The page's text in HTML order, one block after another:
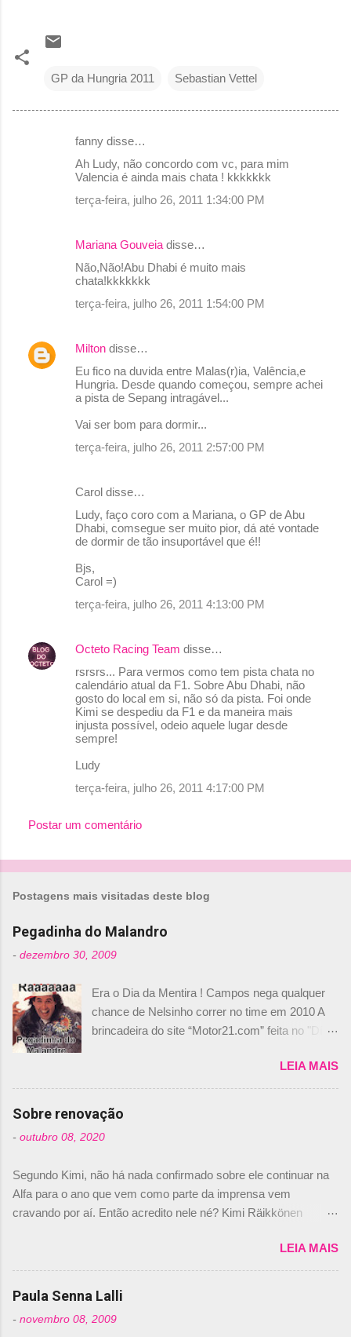
GP da Hungria 2011 Sebastian Vettel
o
s
fanny disse…
Ah Ludy, não concordo com vc, para mim
Valencia é ainda mais chata ! kkkkkkk
terça-feira, julho 26, 2011 1:34:00 PM
Mariana Gouveia disse…
Não,Não!Abu Dhabi é muito mais
chata!kkkkkkk
terça-feira, julho 26, 2011 1:54:00 PM
Milton disse…
Eu fico na duvida entre Malas(r)ia, Valência,e
Hungria. Desde quando começou, sempre achei
a pista de Sepang intragável...
Vai ser bom para dormir...
terça-feira, julho 26, 2011 2:57:00 PM
Carol disse…
Ludy, faço coro com a Mariana, o GP de Abu
Dhabi, comsegue ser muito pior, dá até vontade
de dormir de tão insuportável que é!!
Bjs,
Carol =)
terça-feira, julho 26, 2011 4:13:00 PM
Octeto Racing Team disse…
rsrsrs... Para vermos como tem pista chata no
calendário atual da F1. Sobre Abu Dhabi, não
gosto do local em si, não só da pista. Foi onde
Kimi se despediu da F1 e da maneira mais
injusta possível, odeio aquele lugar desde
sempre!
Ludy
terça-feira, julho 26, 2011 4:17:00 PM
Postar um comentário
Postagens mais visitadas deste blog
Pegadinha do Malandro
- dezembro 30, 2009
Era o Dia da Mentira ! Campos nega qualquer
chance de Nelsinho correr no time em 2010 A
brincadeira do site “Motor21.com” feita no "Día
de abril –, afirmando que Nelson Piquet havia
comprado 15% das ações da Campos, dando,
com isso, um lugar no time a Nelsinho Piquet,
foi esclarecida de uma vez por todas por
Daniele Audetto, diretor da escuderia. O
não será o companheiro de Bruno Senna em
2010. "Na verdade, nós recebemos uma oferta
de Piquet", admitiu Audetto. “Mas depois de ter
dois brasileiros”, explicou, dizendo ainda que
não tem nada contra o filho do tricampeão
Nelson Piquet. “Ele é um bom piloto, rápido e
experiente.” Audetto disse ainda que a suposta
LEIA MAIS
Sobre renovação
- outubro 08, 2020
Segundo Kimi, não há nada confirmado sobre ele continuar na
Alfa para o ano que vem como parte da imprensa vem
cravando por aí. Então acredito nele né? Kimi Räikkönen
truth but I’ve never had an option in my contract so that’s
should, pretty much, tell you that it’s not true." #Kimi7 #EifelGP
#AlfaRomeoRacing pic.twitter.com/77EDVn39Ia — Kimi
Romain falando sobre o fato do Iceman estar há tantos anos na
LEIA MAIS
Paula Senna Lalli
- novembro 08, 2009